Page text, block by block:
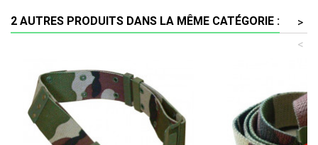
2 AUTRES PRODUITS DANS LA MÊME CATÉGORIE :
>
<